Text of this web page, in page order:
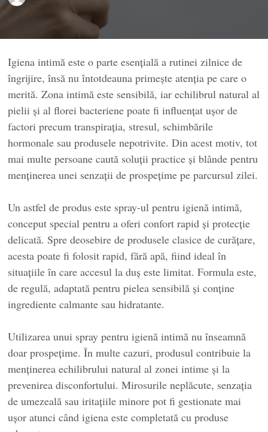
Igiena intimă este o parte esențială a rutinei zilnice de
îngrijire, însă nu întotdeauna primește atenția pe care o
merită. Zona intimă este sensibilă, iar echilibrul natural al
pielii și al florei bacteriene poate fi influențat ușor de
factori precum transpirația, stresul, schimbările
hormonale sau produsele nepotrivite. Din acest motiv, tot
mai multe persoane caută soluții practice și blânde pentru
menținerea unei senzații de prospețime pe parcursul zilei.
Un astfel de produs este spray-ul pentru igienă intimă,
conceput special pentru a oferi confort rapid și protecție
delicată. Spre deosebire de produsele clasice de curățare,
acesta poate fi folosit rapid, fără apă, fiind ideal în
situațiile în care accesul la duș este limitat. Formula este,
de regulă, adaptată pentru pielea sensibilă și conține
ingrediente calmante sau hidratante.
Utilizarea unui spray pentru igienă intimă nu înseamnă
doar prospețime. În multe cazuri, produsul contribuie la
menținerea echilibrului natural al zonei intime și la
prevenirea disconfortului. Mirosurile neplăcute, senzația
de umezeală sau iritațiile minore pot fi gestionate mai
ușor atunci când igiena este completată cu produse